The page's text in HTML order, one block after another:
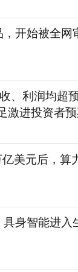
开始被全网
、利润均超
激进投资者
美元后，算
身智能进入